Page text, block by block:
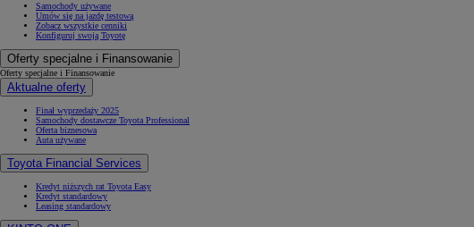
Samochody używane
Umów się na jazdę testową
Zobacz wszystkie cenniki
Konfiguruj swoją Toyotę
Oferty specjalne i Finansowanie
Oferty specjalne i Finansowanie
Aktualne oferty
Finał wyprzedaży 2025
Samochody dostawcze Toyota Professional
Oferta biznesowa
Auta używane
Toyota Financial Services
Kredyt niższych rat Toyota Easy
Kredyt standardowy
Leasing standardowy